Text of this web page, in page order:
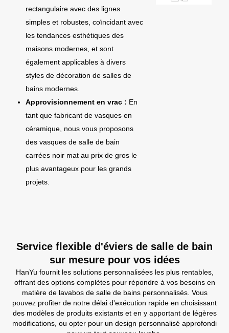
rectangulaire avec des lignes
simples et robustes, coïncidant avec
les tendances esthétiques des
maisons modernes, et sont
également applicables à divers
styles de décoration de salles de
bains modernes.
Approvisionnement en vrac : En
tant que fabricant de vasques en
céramique, nous vous proposons
des vasques de salle de bain
carrées noir mat au prix de gros le
plus avantageux pour les grands
projets.
Service flexible d'éviers de salle de bain
sur mesure pour vos idées
HanYu fournit les solutions personnalisées les plus rentables,
offrant des options complètes pour répondre à vos besoins en
matière de lavabos de salle de bains personnalisés. Vous
pouvez profiter de notre délai d'exécution rapide en choisissant
des modèles de produits existants et en y apportant de légères
modifications, ou opter pour un design personnalisé approfondi